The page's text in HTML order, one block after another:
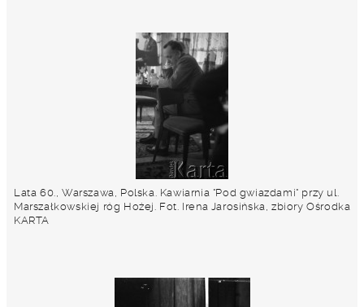
Lata 60., Warszawa, Polska. Kawiarnia "Pod gwiazdami" przy ul.
Marszałkowskiej róg Hożej. Fot. Irena Jarosińska, zbiory Ośrodka
KARTA